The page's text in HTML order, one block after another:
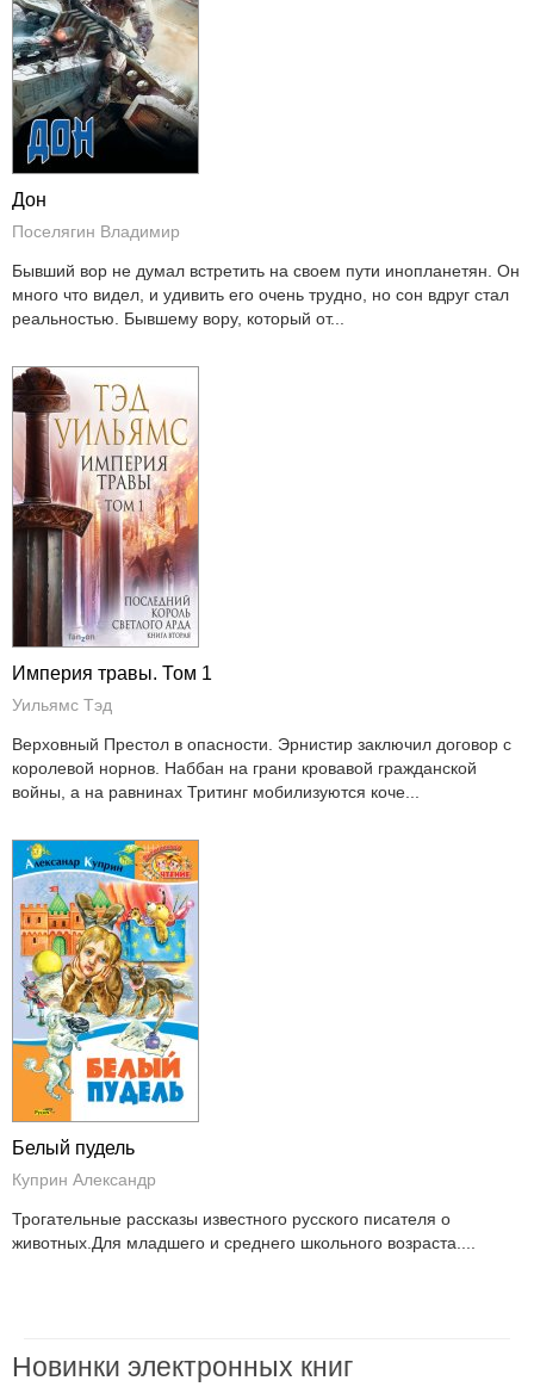
Дон
Поселягин Владимир
Бывший вор не думал встретить на своем пути инопланетян. Он
много что видел, и удивить его очень трудно, но сон вдруг стал
реальностью. Бывшему вору, который от...
Империя травы. Том 1
Уильямс Тэд
Верховный Престол в опасности. Эрнистир заключил договор с
королевой норнов. Наббан на грани кровавой гражданской
войны, а на равнинах Тритинг мобилизуются коче...
Белый пудель
Куприн Александр
Трогательные рассказы известного русского писателя о
животных.Для младшего и среднего школьного возраста....
Новинки электронных книг